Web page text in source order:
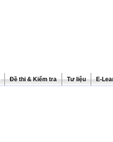
Đề thi & Kiểm tra Tư liệu E-